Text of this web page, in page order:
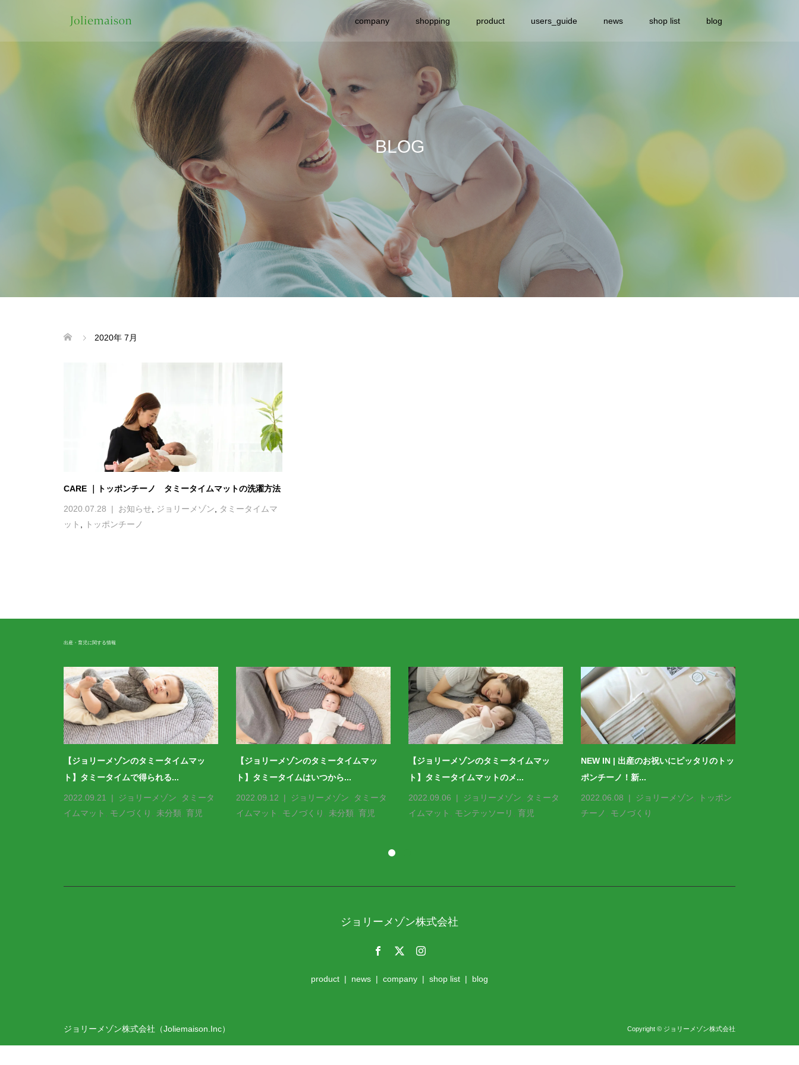
company shopping product users_guide news shop list blog
BLOG
2020年 7月
CARE ｜トッポンチーノ タミータイムマットの洗濯方法
2020.07.28 お知らせ ジョリーメゾン
タミータイムマ
ット
トッポンチーノ
出産・育児に関する情報
【ジョリーメゾンのタミータイムマッ
ト】タミータイムで得られる...
2022.09.21 ジョリーメゾン
タミータ
イムマット
モノづくり 未分類 育児
【ジョリーメゾンのタミータイムマッ
ト】タミータイムはいつから...
2022.09.12 ジョリーメゾン
タミータ
イムマット
モノづくり 未分類 育児
【ジョリーメゾンのタミータイムマッ
ト】タミータイムマットのメ...
2022.09.06 ジョリーメゾン
タミータ
イムマット
モンテッソーリ 育児
NEW IN | 出産のお祝いにピッタリのトッ
ポンチーノ！新...
2022.06.08 ジョリーメゾン
トッポン
チーノ
モノづくり
ジョリーメゾン株式会社
product news company shop list blog
ジョリーメゾン株式会社（Joliemaison.Inc） Copyright © ジョリーメゾン株式会社